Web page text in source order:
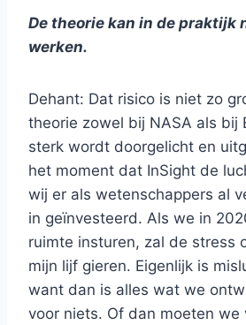
De theorie kan in de praktijk
werken.
Dehant: Dat risico is niet zo
theorie zowel bij NASA als bij
sterk wordt doorgelicht en
het moment dat InSight de
wij er als wetenschappers al
in geïnvesteerd. Als we in
ruimte insturen, zal de stress
mijn lijf gieren. Eigenlijk is
want dan is alles wat we
voor niets. Of dan moeten we